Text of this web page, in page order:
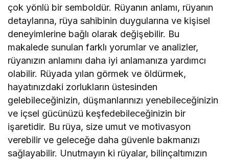
çok yönlü bir semboldür. Rüyanın anlamı, rüyanın
detaylarına, rüya sahibinin duygularına ve kişisel
deneyimlerine bağlı olarak değişebilir. Bu
makalede sunulan farklı yorumlar ve analizler,
rüyanızın anlamını daha iyi anlamanıza yardımcı
olabilir. Rüyada yılan görmek ve öldürmek,
hayatınızdaki zorlukların üstesinden
gelebileceğinizin, düşmanlarınızı yenebileceğinizin
ve içsel gücünüzü keşfedebileceğinizin bir
işaretidir. Bu rüya, size umut ve motivasyon
verebilir ve geleceğe daha güvenle bakmanızı
sağlayabilir. Unutmayın ki rüyalar, bilinçaltımızın